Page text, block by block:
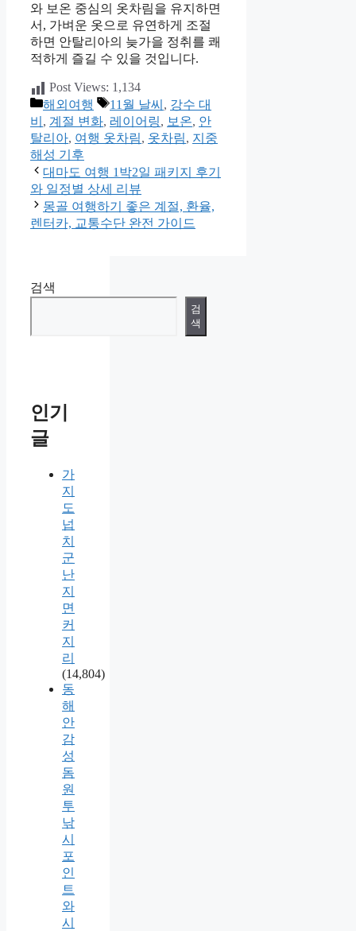
와 보온 중심의 옷차림을 유지하면
서, 가벼운 옷으로 유연하게 조절
하면 안탈리아의 늦가을 정취를 쾌
적하게 즐길 수 있을 것입니다.
Post Views: 1,134
카
테
고
리
해외여행
태
그
11월 날씨 , 강수 대
비 , 계절 변화, 레이어링, 보온, 안
탈리아, 여행 옷차림, 옷차림, 지중
해성 기후
대마도 여행 1박2일 패키지 후기
와 일정별 상세 리뷰
몽골 여행하기 좋은 계절, 환율,
렌터카, 교통수단 완전 가이드
검색
검
색
인기
글
가
지
도
넙
치
군
난
지
면
커
지
리
(14,804)
동
해
안
감
성
돔
원
투
낚
시
포
인
트
와
시